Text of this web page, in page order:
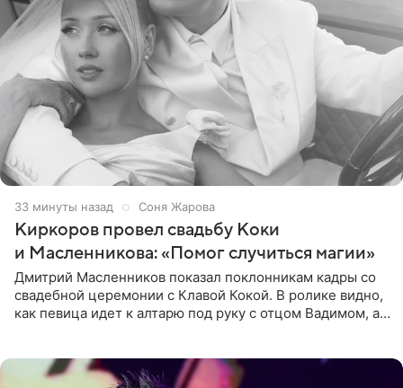
33 минуты назад Соня Жарова
Киркоров провел свадьбу Коки
и Масленникова: «Помог случиться магии»
Дмитрий Масленников показал поклонникам кадры со
свадебной церемонии с Клавой Кокой. В ролике видно,
как певица идет к алтарю под руку с отцом Вадимом, а у